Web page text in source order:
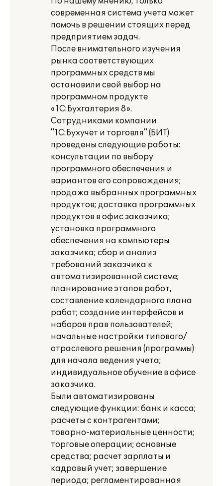
современная система учета может
помочь в решении стоящих перед
предприятием задач.
После внимательного изучения
рынка соответствующих
программных средств мы
остановили свой выбор на
программном продукте
«1С:Бухгалтерия 8».
Сотрудниками компании
"1С:Бухучет и торговля" (БИТ)
проведены следующие работы:
консультации по выбору
программного обеспечения и
вариантов его сопровождения;
продажа выбранных программных
продуктов; доставка программных
продуктов в офис заказчика;
установка программного
обеспечения на компьютеры
заказчика; сбор и анализ
требований заказчика к
автоматизированной системе;
планирование этапов работ,
составление календарного плана
работ; создание интерфейсов и
наборов прав пользователей;
начальные настройки типового/
отраслевого решения (программы)
для начала ведения учета;
индивидуальное обучение в офисе
заказчика.
Были автоматизированы
следующие функции: банк и касса;
расчеты с контрагентами;
товарно-материальные ценности;
торговые операции; основные
средства; расчет зарплаты и
кадровый учет; завершение
периода; регламентированная